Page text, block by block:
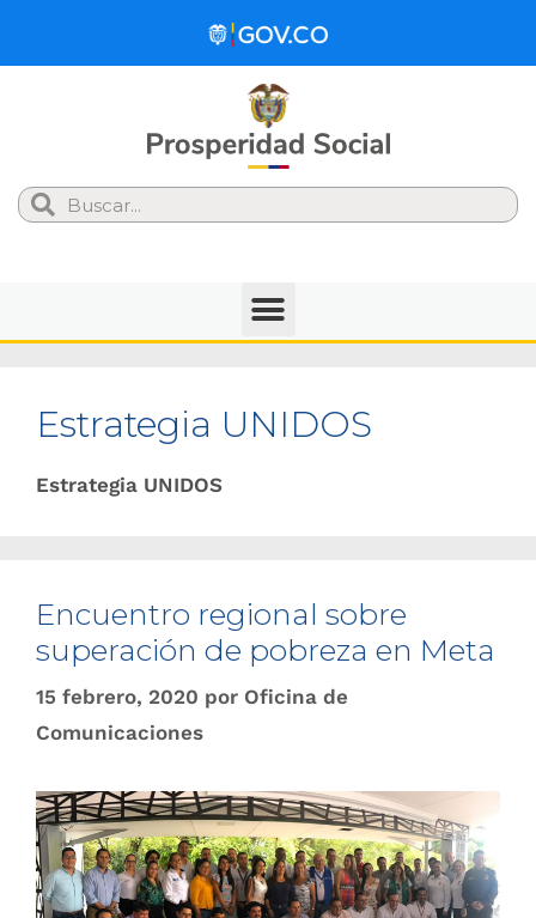
Search
Estrategia UNIDOS
Estrategia UNIDOS
Encuentro regional sobre
superación de pobreza en Meta
15 febrero, 2020 por Oficina de
Comunicaciones